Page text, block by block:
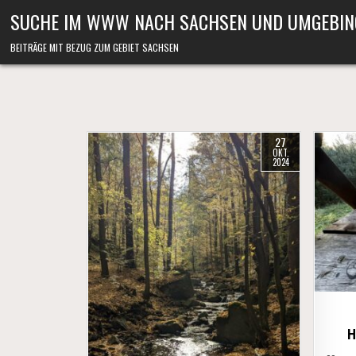
SUCHE IM WWW NACH SACHSEN UND
BEITRÄGE MIT BEZUG ZUM GEBIET SACHSEN
27
OKT.
2024